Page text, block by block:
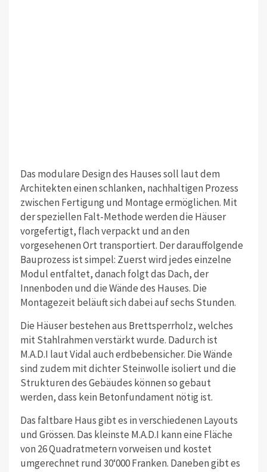
Das modulare Design des Hauses soll laut dem
Architekten einen schlanken, nachhaltigen Prozess
zwischen Fertigung und Montage ermöglichen. Mit
der speziellen Falt-Methode werden die Häuser
vorgefertigt, flach verpackt und an den
vorgesehenen Ort transportiert. Der darauffolgende
Bauprozess ist simpel: Zuerst wird jedes einzelne
Modul entfaltet, danach folgt das Dach, der
Innenboden und die Wände des Hauses. Die
Montagezeit beläuft sich dabei auf sechs Stunden.
Die Häuser bestehen aus Brettsperrholz, welches
mit Stahlrahmen verstärkt wurde. Dadurch ist
M.A.D.I laut Vidal auch erdbebensicher. Die Wände
sind zudem mit dichter Steinwolle isoliert und die
Strukturen des Gebäudes können so gebaut
werden, dass kein Betonfundament nötig ist.
Das faltbare Haus gibt es in verschiedenen Layouts
und Grössen. Das kleinste M.A.D.I kann eine Fläche
von 26 Quadratmetern vorweisen und kostet
umgerechnet rund 30‘000 Franken. Daneben gibt es